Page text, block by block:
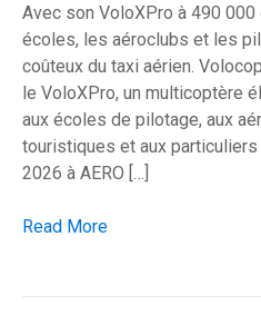
Avec son VoloXPro à 490
écoles, les aéroclubs et les
coûteux du taxi aérien.
le VoloXPro, un multicoptère
aux écoles de pilotage, aux
touristiques et aux
2026 à AERO […]
Volocopter dévoile le «
Read More